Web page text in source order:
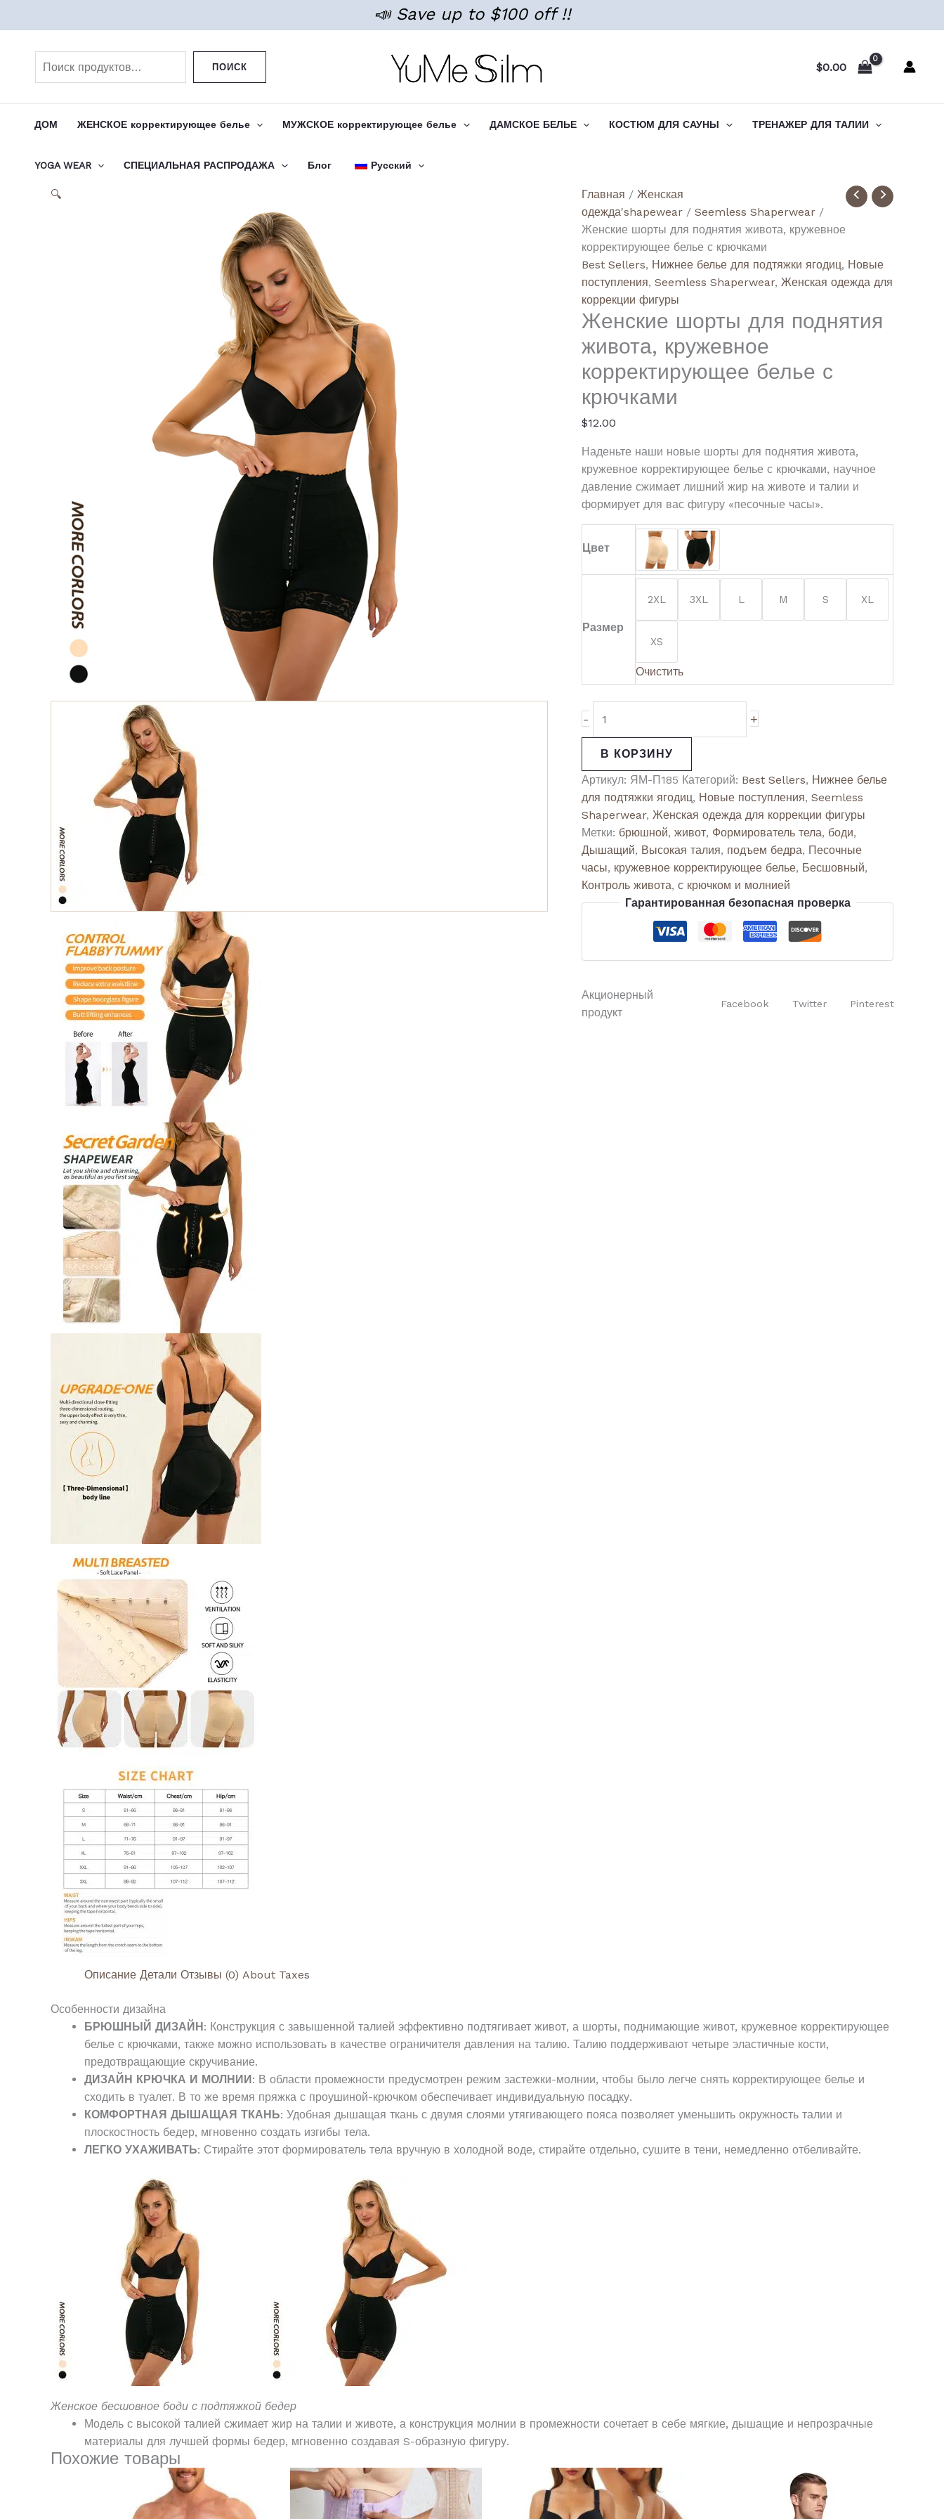
📣 Save up to $100 off !!
ПОИСК $0.00
ДОМ ЖЕНСКОЕ корректирующее белье МУЖСКОЕ корректирующее белье ДАМСКОЕ БЕЛЬЕ КОСТЮМ ДЛЯ САУНЫ ТРЕНАЖЕР ДЛЯ ТАЛИИ
YOGA WEAR СПЕЦИАЛЬНАЯ РАСПРОДАЖА Блог Русский
🔍 Главная / Женская
одежда'shapewear / Seemless Shaperwear /
Женские шорты для поднятия живота, кружевное
корректирующее белье с крючками
Best Sellers, Нижнее белье для подтяжки ягодиц, Новые
поступления, Seemless Shaperwear, Женская одежда для
коррекции фигуры
Женские шорты для поднятия
живота, кружевное
корректирующее белье с
крючками
$12.00
Наденьте наши новые шорты для поднятия живота,
кружевное корректирующее белье с крючками, научное
давление сжимает лишний жир на животе и талии и
формирует для вас фигуру «песочные часы».
Цвет
Размер
2XL 3XL L M S XL
XS
Очистить
-
Количество
товара
Women's
Tummy
Lifting
Shorts
Lace
Shapewear
Hooks
+
В КОРЗИНУ
Артикул: ЯМ-П185 Категорий: Best Sellers, Нижнее белье
для подтяжки ягодиц, Новые поступления, Seemless
Shaperwear, Женская одежда для коррекции фигуры
Метки: брюшной, живот, Формирователь тела, боди,
Дышащий, Высокая талия, подъем бедра, Песочные
часы, кружевное корректирующее белье, Бесшовный,
Контроль живота, с крючком и молнией
Гарантированная безопасная проверка
Акционерный
продукт
Facebook Twitter Pinterest
Описание Детали Отзывы (0) About Taxes
Особенности дизайна
БРЮШНЫЙ ДИЗАЙН: Конструкция с завышенной талией эффективно подтягивает живот, а шорты, поднимающие живот, кружевное корректирующее
белье с крючками, также можно использовать в качестве ограничителя давления на талию. Талию поддерживают четыре эластичные кости,
предотвращающие скручивание.
ДИЗАЙН КРЮЧКА И МОЛНИИ: В области промежности предусмотрен режим застежки-молнии, чтобы было легче снять корректирующее белье и
сходить в туалет. В то же время пряжка с проушиной-крючком обеспечивает индивидуальную посадку.
КОМФОРТНАЯ ДЫШАЩАЯ ТКАНЬ: Удобная дышащая ткань с двумя слоями утягивающего пояса позволяет уменьшить окружность талии и
плоскостность бедер, мгновенно создать изгибы тела.
ЛЕГКО УХАЖИВАТЬ: Стирайте этот формирователь тела вручную в холодной воде, стирайте отдельно, сушите в тени, немедленно отбеливайте.
Женское бесшовное боди с подтяжкой бедер
Модель с высокой талией сжимает жир на талии и животе, а конструкция молнии в промежности сочетает в себе мягкие, дышащие и непрозрачные
материалы для лучшей формы бедер, мгновенно создавая S-образную фигуру.
Похожие товары
товар
имеет
Этот
товар
имеет
Этот
товар
имеет